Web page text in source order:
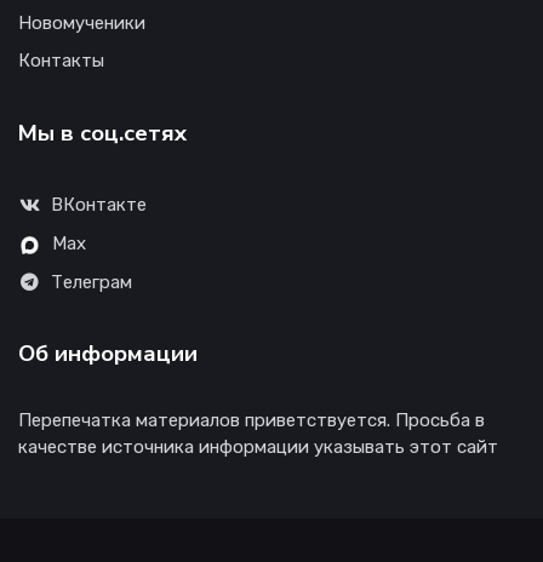
Новомученики
Контакты
Мы в соц.сетях
ВКонтакте
Max
Телеграм
Об информации
Перепечатка материалов приветствуется. Просьба в
качестве источника информации указывать этот сайт